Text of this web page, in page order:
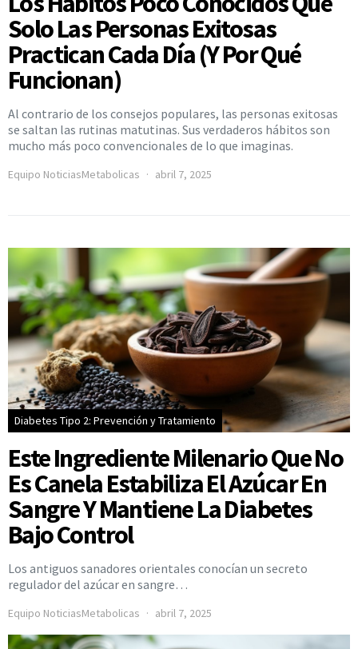
Solo Las Personas Exitosas
Practican Cada Día (Y Por Qué
Funcionan)
Al contrario de los consejos populares, las personas exitosas
se saltan las rutinas matutinas. Sus verdaderos hábitos son
mucho más poco convencionales de lo que imaginas.
Equipo NoticiasMetabolicas abril 7, 2025
Diabetes Tipo 2: Prevención y Tratamiento
Este Ingrediente Milenario Que No
Es Canela Estabiliza El Azúcar En
Sangre Y Mantiene La Diabetes
Bajo Control
Los antiguos sanadores orientales conocían un secreto
regulador del azúcar en sangre…
Equipo NoticiasMetabolicas abril 7, 2025